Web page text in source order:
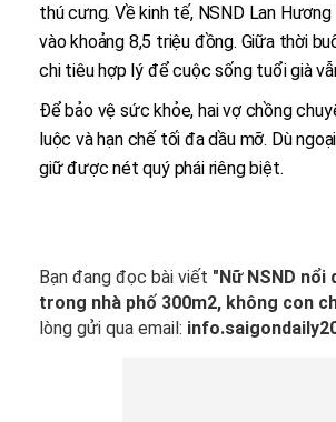
thú cưng. Về kinh tế, NSND Lan
vào khoảng 8,5 triệu đồng. Giữa thời
chi tiêu hợp lý để cuộc sống tuổi già
Để bảo vệ sức khỏe, hai vợ chồng
luộc và hạn chế tối đa dầu mỡ. Dù
giữ được nét quý phái riêng biệt.
Bạn đang đọc bài viết "Nữ NSND
trong nhà phố 300m2, không con
lòng gửi qua email: